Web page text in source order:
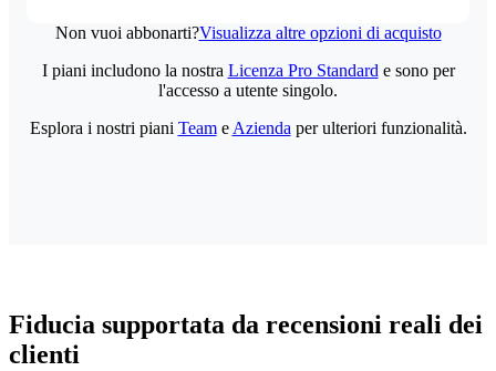
Non vuoi abbonarti?Visualizza altre opzioni di acquisto
I piani includono la nostra Licenza Pro Standard e sono per
l'accesso a utente singolo.
Esplora i nostri piani Teame Azienda per ulteriori funzionalità.
Fiducia supportata da recensioni reali dei
clienti